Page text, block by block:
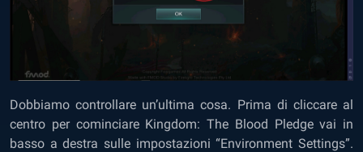
Dobbiamo controllare un’ultima cosa. Prima di cliccare al
centro per cominciare Kingdom: The Blood Pledge vai in
basso a destra sulle impostazioni “Environment Settings”.